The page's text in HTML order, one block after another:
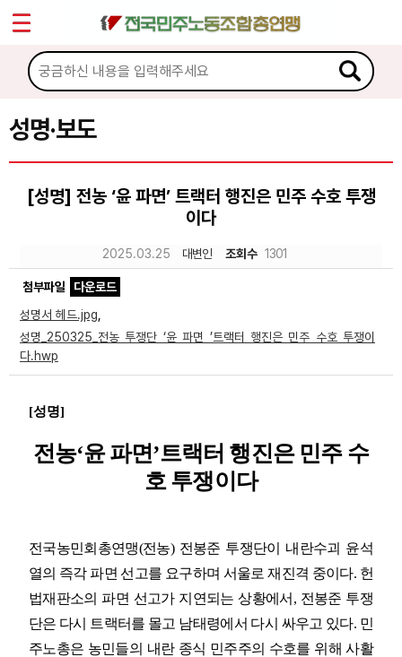
성명·보도
[성명] 전농 ‘윤 파면’ 트랙터 행진은 민주 수호 투쟁
이다
2025.03.25 대변인 조회수 1301
첨부파일
다운로드
성명서 헤드.jpg
성명_250325_전농 투쟁단 ‘윤 파면 ’트랙터 행진은 민주 수호 투쟁이
다.hwp
[성명]
전농‘윤 파면’트랙터 행진은 민주 수
호 투쟁이다
전국농민회총연맹(전농) 전봉준 투쟁단이 내란수괴 윤석
열의 즉각 파면 선고를 요구하며 서울로 재진격 중이다. 헌
법재판소의 파면 선고가 지연되는 상황에서 , 전봉준 투쟁
단은 다시 트랙터를 몰고 남태령에서 다시 싸우고 있다. 민
주노총은 농민들의 내란 종식 민주주의 수호를 위해 사활
마이페이지
소개
소식
공지사항
성명·보도
노동상담
자료
업무
Sketchbook5, 스케치북5
Sketchbook5, 스케치북5